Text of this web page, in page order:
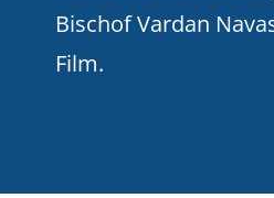
Bischof Vardan
Film.